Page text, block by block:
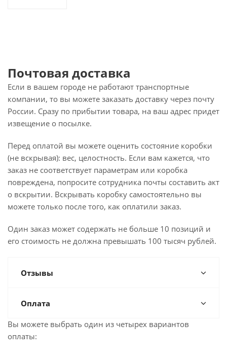
Почтовая доставка
Если в вашем городе не работают транспортные
компании, то вы можете заказать доставку через почту
России. Сразу по прибытии товара, на ваш адрес придет
извещение о посылке.
Перед оплатой вы можете оценить состояние коробки
(не вскрывая): вес, целостность. Если вам кажется, что
заказ не соответствует параметрам или коробка
повреждена, попросите сотрудника почты составить акт
о вскрытии. Вскрывать коробку самостоятельно вы
можете только после того, как оплатили заказ.
Один заказ может содержать не больше 10 позиций и
его стоимость не должна превышать 100 тысяч рублей.
Отзывы
Оплата
Вы можете выбрать один из четырех вариантов
оплаты: